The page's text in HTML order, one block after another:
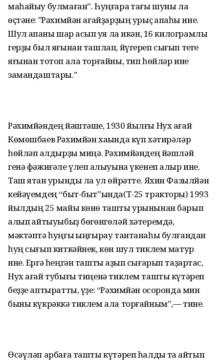
маһайыу булмаған”. Һуңғараҡ тағы шуны ла
өҫтәне: "Рәхимйән ағайҙарҙың урыҫ ҡапҡаһы ине.
Шул ҡапҡаны шар асып ҡуя ла икән, 16 килограмлыҡ
герҙы был яғынан ташлап, йүгереп сығып теге
яғынан тотоп ала торғайны, тип һөйләр ине
замандаштары."
Рәхимйәндең йәштәше, 1930 йылғы Нух ағай
Көмөшбаев Рәхимйән хаҡында күп хәтирәләр
һөйләп ҡалдырҙы миңә. Рәхимйәндең йәшләй
генә фәжиғәле үлеп ҡалыуына үкенеп алыр ине.
Таш ятҡан урынды ла ул өйрәтте. Яхин Фазылйән
кейәүемдең “быт-быт”ында(Т-25 тракторы) 1993
йылдың 25 майы көнө ташты урынынан барып
алып ҡайтыуыбыҙ бөгөнгөләй хәтеремдә,
мәктәптә һуңғы ҡыңғырау тантанаһы булғандан
һуң сығып киткәйнек, көн шул тиклем матур
ине. Ергә һеңгән ташты ҡаҙып сығарып таҙартҡас,
Нух ағай тубығы тиңенә тиклем ташты күтәреп
беҙҙе аптыратты, үҙе: “Рәхимйән осоронда мин
быны күкрәккә тиклем ала торғайным”,— тине.
Өсәүләп арбаға ташты күтәреп һалдыҡ та ҡайтып